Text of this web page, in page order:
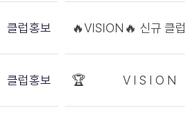
클럽홍보 🔥VISION🔥 신규 클
클럽홍보 🏆 V I S I O